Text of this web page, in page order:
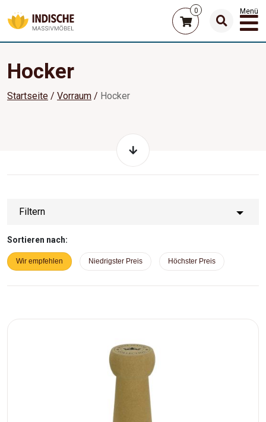
0 Menü
Hocker
Startseite Vorraum Hocker
Filtern
Sortieren nach:
Wir empfehlen Niedrigster Preis Höchster Preis